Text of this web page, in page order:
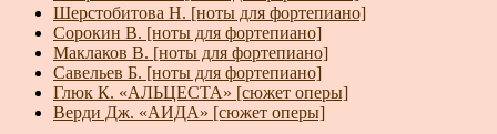
Шерстобитова Н. [ноты для фортепиано]
Сорокин В. [ноты для фортепиано]
Маклаков В. [ноты для фортепиано]
Савельев Б. [ноты для фортепиано]
Глюк К. «АЛЬЦЕСТА» [сюжет оперы]
Верди Дж. «АИДА» [сюжет оперы]